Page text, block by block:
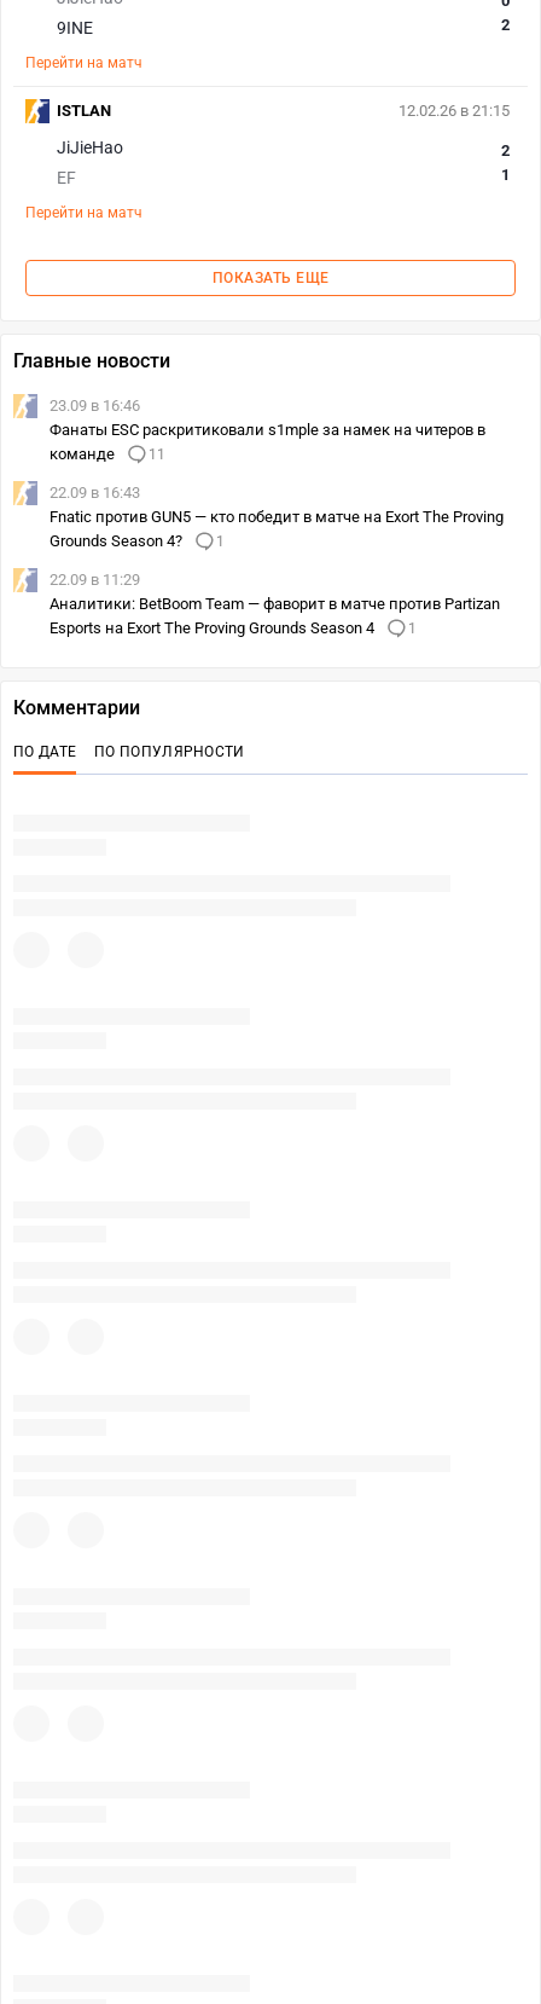
9INE
2
Перейти на матч
12.02.26 в 21:15
JiJieHao
EF
2
1
Перейти на матч
ISTLAN
ПОКАЗАТЬ ЕЩЕ
Главные новости
23.09 в 16:46
Фанаты ESC раскритиковали s1mple за намек на читеров в
команде
11
22.09 в 16:43
Fnatic против GUN5 — кто победит в матче на Exort The Proving
Grounds Season 4?
1
22.09 в 11:29
Аналитики: BetBoom Team — фаворит в матче против Partizan
Esports на Exort The Proving Grounds Season 4
1
Комментарии
ПО ДАТЕ ПО ПОПУЛЯРНОСТИ